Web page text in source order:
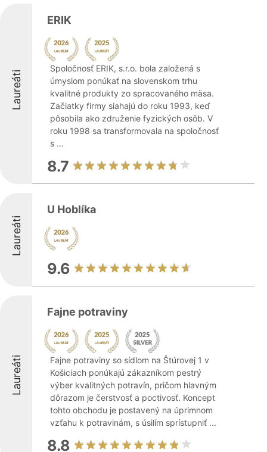
Laureáti
ERIK
Spoločnosť ERIK, s.r.o. bola založená s
úmyslom ponúkať na slovenskom trhu
kvalitné produkty zo spracovaného mäsa.
Začiatky firmy siahajú do roku 1993, keď
pôsobila ako združenie fyzických osôb. V
roku 1998 sa transformovala na spoločnosť
s ...
8.7
Laureáti
U Hoblíka
9.6
Laureáti
Fajne potraviny
Fajne potraviny so sídlom na Štúrovej 1 v
Košiciach ponúkajú zákazníkom pestrý
výber kvalitných potravín, pričom hlavným
dôrazom je čerstvosť a poctivosť. Koncept
tohto obchodu je postavený na úprimnom
vzťahu k potravinám, s úsilím sprístupniť ...
8.8